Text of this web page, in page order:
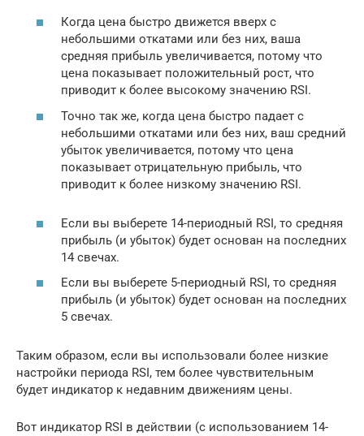
Когда цена быстро движется вверх с
небольшими откатами или без них, ваша
средняя прибыль увеличивается, потому что
цена показывает положительный рост, что
приводит к более высокому значению RSI.
Точно так же, когда цена быстро падает с
небольшими откатами или без них, ваш средний
убыток увеличивается, потому что цена
показывает отрицательную прибыль, что
приводит к более низкому значению RSI.
Если вы выберете 14-периодный RSI, то средняя
прибыль (и убыток) будет основан на последних
14 свечах.
Если вы выберете 5-периодный RSI, то средняя
прибыль (и убыток) будет основан на последних
5 свечах.
Таким образом, если вы использовали более низкие
настройки периода RSI, тем более чувствительным
будет индикатор к недавним движениям цены.
Вот индикатор RSI в действии (с использованием 14-